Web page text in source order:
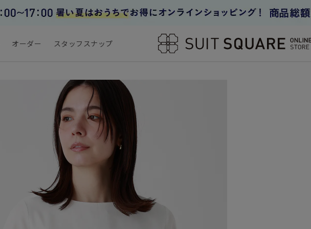
オーダー スタッフスナップ